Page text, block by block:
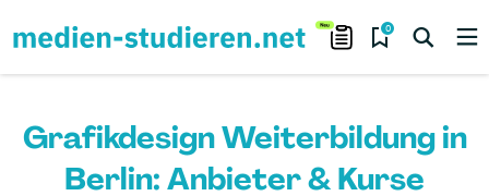
0
Grafikdesign Weiterbildung in
Berlin: Anbieter & Kurse